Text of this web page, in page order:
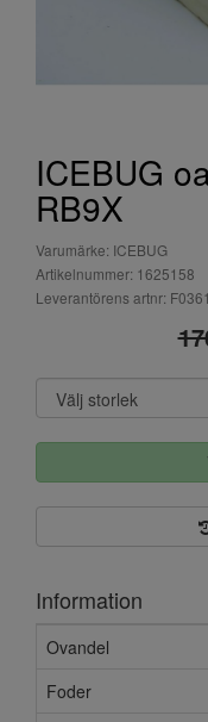
ICEBUG
RB9X
Varumärke: ICEBUG
Artikelnummer: 1625158
Leverantörens artnr:
Information
Ovandel
Foder